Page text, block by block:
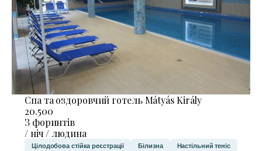
Спа та оздоровчий готель Mátyás Király
20.500
З форинтів
/ ніч / людина
Цілодобова стійка реєстрації Білизна Настільний теніс